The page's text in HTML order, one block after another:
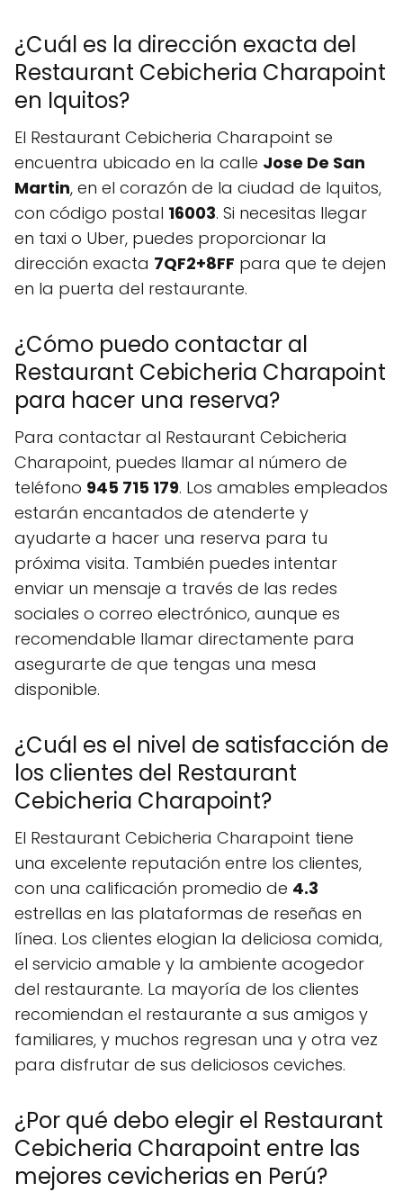
¿Cuál es la dirección exacta del
Restaurant Cebicheria Charapoint
en Iquitos?
El Restaurant Cebicheria Charapoint se
encuentra ubicado en la calle Jose De San
Martin, en el corazón de la ciudad de Iquitos,
con código postal 16003. Si necesitas llegar
en taxi o Uber, puedes proporcionar la
dirección exacta 7QF2+8FF para que te dejen
en la puerta del restaurante.
¿Cómo puedo contactar al
Restaurant Cebicheria Charapoint
para hacer una reserva?
Para contactar al Restaurant Cebicheria
Charapoint, puedes llamar al número de
teléfono 945 715 179. Los amables empleados
estarán encantados de atenderte y
ayudarte a hacer una reserva para tu
próxima visita. También puedes intentar
enviar un mensaje a través de las redes
sociales o correo electrónico, aunque es
recomendable llamar directamente para
asegurarte de que tengas una mesa
disponible.
¿Cuál es el nivel de satisfacción de
los clientes del Restaurant
Cebicheria Charapoint?
El Restaurant Cebicheria Charapoint tiene
una excelente reputación entre los clientes,
con una calificación promedio de 4.3
estrellas en las plataformas de reseñas en
línea. Los clientes elogian la deliciosa comida,
el servicio amable y la ambiente acogedor
del restaurante. La mayoría de los clientes
recomiendan el restaurante a sus amigos y
familiares, y muchos regresan una y otra vez
para disfrutar de sus deliciosos ceviches.
¿Por qué debo elegir el Restaurant
Cebicheria Charapoint entre las
mejores cevicherias en Perú?